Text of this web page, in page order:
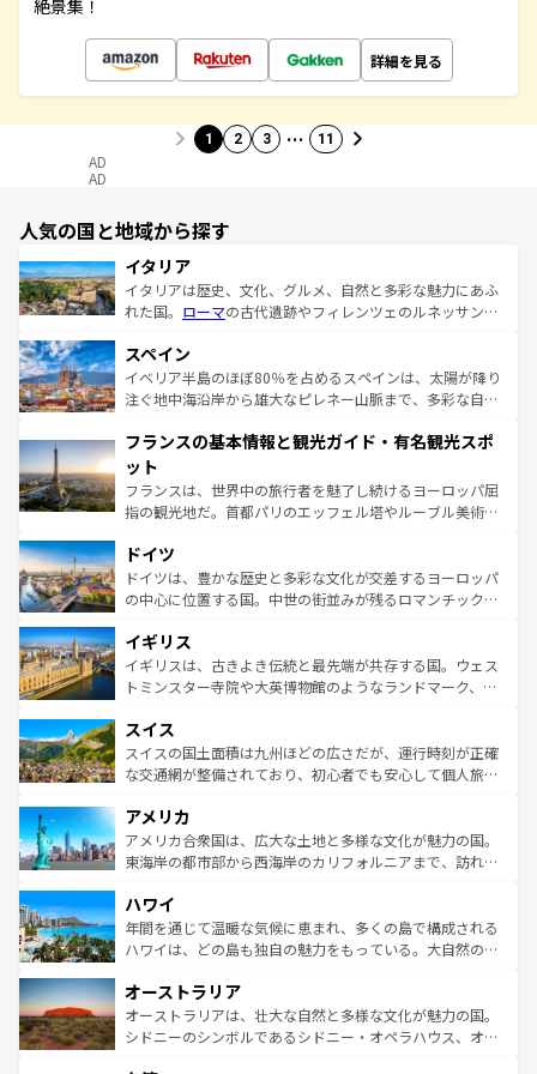
絶景集！
詳細を見る
1 2 3 … 11
AD
AD
人気の国と地域から探す
イタリア
イタリアは歴史、文化、グルメ、自然と多彩な魅力にあふ
れた国。 ローマの古代遺跡やフィレンツェのルネッサンス
ろん、トスカーナの美しい田園風景やアマルフィ海岸の絶
景など、自然景観も見逃せない。観光の合間には、本場の
ピザやパスタなど、絶品のイタリア料理を堪能することも
ませてくれるイタリアで、忘れられない旅をしてみよう！
なお、新着のイタリア情報は
しい。
スペイン
イベリア半島のほぼ80％を占めるスペインは、太陽が降り
注ぐ地中海沿岸から雄大なピレネー山脈まで、多彩な自然
文化が根付くこの国では、情熱的なフラメンコ、熱気あふ
れる闘牛、そして美味しいタパスが生活の一部となってい
る。首都マドリードの洗練された雰囲気や、バルセロナの
アートに溢れた街角から、地方では古代ローマ遺跡や中世
せる。地方によって風土や気候が異なるスペインはその個
性で訪れる人を魅了する。 なお、新着のスペイン情報は コ
ンテンツ一覧を参照してほしい。
フランスの基本情報と観光ガイド・有名観光スポ
ット
フランスは、世界中の旅行者を魅了し続けるヨーロッパ屈
指の観光地だ。首都パリのエッフェル塔やルーブル美術館
で、幅広い魅力が詰まっている。華麗な宮殿、歴史的な大
聖堂、美しいビーチ、そして豊かな自然が、訪れる者を心
から魅了する。また、フランスは美食の国としても知ら
いる。シャンパンの発祥地であるランス、プロヴァンスの
香り高いラベンダー畑など、多彩な楽しみ方が可能だ。さ
らに、パリ以外の地域にも魅力が溢れており、どの街角に
れる地方に足を運ぶとそれぞれで全く異なる文化を体験で
きるだろう。 なお、新着のフランス情報はコンテンツ一覧
を参照してほしい。
ドイツ
ドイツは、豊かな歴史と多彩な文化が交差するヨーロッパ
の中心に位置する国。中世の街並みが残るロマンチック街
顔を持つこの国は、どこを歩いても飽きることがない。ベ
ルリンの文化的活気、バイエルン州のアルプスの絶景、そ
してライン川沿いのワイン畑といった風景は必見。ビール
は、お酒好きな人にはぜひ体験してほしい。 なお、新着の
ドイツ情報はコンテンツ一覧を参照してほしい。
イギリス
イギリスは、古きよき伝統と最先端が共存する国。ウェス
トミンスター寺院や大英博物館のようなランドマーク、歴
リアごとに異なる魅力がある。また、優雅なアフタヌーン
ティー、ビール好きにはたまらない英国パブ、サッカー観
戦など、本場だからこそできる体験も豊富。イギリスを旅
ンツ一覧を参照してほしい。
スイス
スイスの国土面積は九州ほどの広さだが、運行時刻が正確
な交通網が整備されており、初心者でも安心して個人旅行
の建物がそのまま残る町や、スイスならではのユニークな
博物館もあり、アルプス観光だけでなく町歩きも満喫する
ことができる。国民の所得が高いため物価も高いが、旅行
ば市内交通費無料で観光を楽しむこともできる。 なお、新
着のスイス情報はコンテンツ一覧 を参照してほしい。
アメリカ
アメリカ合衆国は、広大な土地と多様な文化が魅力の国。
東海岸の都市部から西海岸のカリフォルニアまで、訪れる
のような巨大都市は、観光、ショッピング、エンターテイ
ンメントが詰まった刺激的なスポットだ。一方、アメリカ
西部には大自然が広がり、グランドキャニオンやイエロー
部のニューオーリンズでは、音楽と美食が融合した独特の
文化が魅力。旅行者はアメリカの各地域で異なる魅力を楽
しみながら、その多様性と豊かな歴史を感じることができ
ハワイ
年間を通じて温暖な気候に恵まれ、多くの島で構成される
ハワイは、どの島も独自の魅力をもっている。大自然の神
ワイ島は見逃せない。また、定番の観光地といえばオアフ
島だが、静かな自然を求めるならマウイ島やカウアイ島が
おすすめ。エメラルドグリーンに輝く海をはじめ、豊かな
オーストラリア
オーストラリアは、壮大な自然と多様な文化が魅力の国。
シドニーのシンボルであるシドニー・オペラハウス、オー